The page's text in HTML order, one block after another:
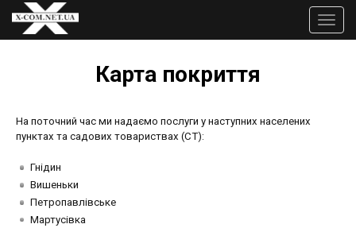
Перейти
основного
Toggle
Карта покриття
На поточний час ми надаємо послуги у наступних населених
пунктах та садових товариствах (СТ):
Гнідин
Вишеньки
Петропавлівське
Мартусівка